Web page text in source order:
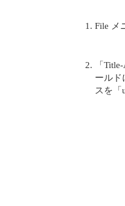
File メ
「
ールド
スを「